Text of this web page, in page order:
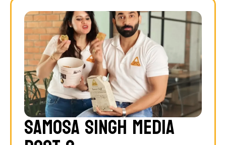
Samosa Singh Media